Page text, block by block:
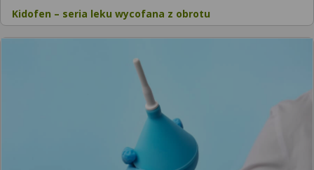
Kidofen – seria leku wycofana z obrotu